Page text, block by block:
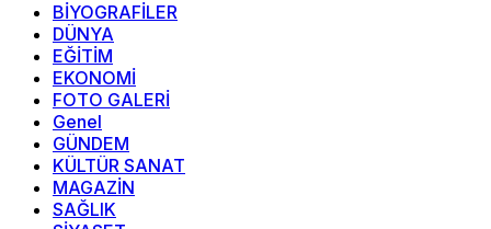
BİYOGRAFİLER
DÜNYA
EĞİTİM
EKONOMİ
FOTO GALERİ
Genel
GÜNDEM
KÜLTÜR SANAT
MAGAZİN
SAĞLIK